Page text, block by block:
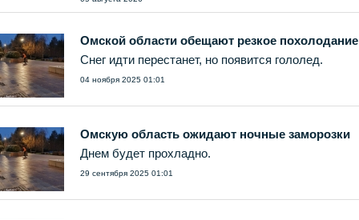
Омской области обещают резкое похолодание
Снег идти перестанет, но появится гололед.
04 ноября 2025 01:01
Омскую область ожидают ночные заморозки
Днем будет прохладно.
29 сентября 2025 01:01